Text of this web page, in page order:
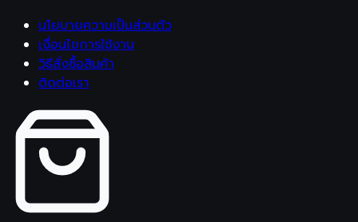
นโยบายความเป็นส่วนตัว
เงื่อนไขการใช้งาน
วิธีสั่งซื้อสินค้า
ติดต่อเรา